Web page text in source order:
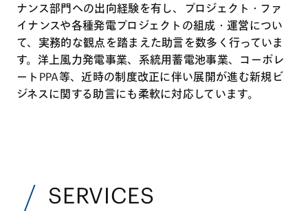
ナンス部門への出向経験を有し、プロジェクト・ファ
イナンスや各種発電プロジェクトの組成・運営につい
て、実務的な観点を踏まえた助言を数多く行っていま
す。洋上風力発電事業、系統用蓄電池事業、コーポレ
ートPPA等、近時の制度改正に伴い展開が進む新規ビ
ジネスに関する助言にも柔軟に対応しています。
SERVICES